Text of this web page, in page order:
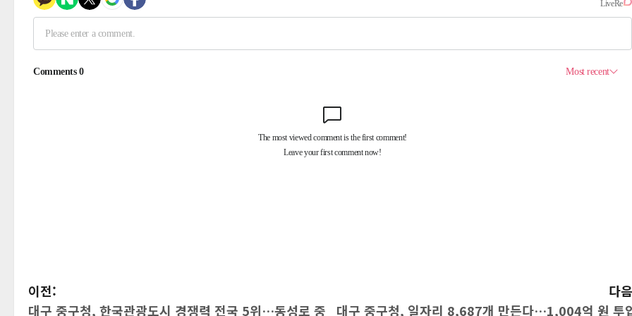
게
이전:
대구 중구청, 한국관광도시 경쟁력 전국 5위…동성로 중
다
대구 중구청, 일자리 8,687개 만든다…1,004억 원 투